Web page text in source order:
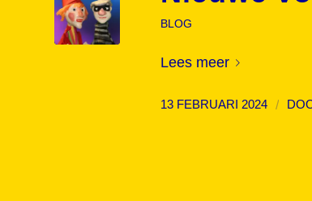
BLOG
Lees meer
13 FEBRUARI 2024 /